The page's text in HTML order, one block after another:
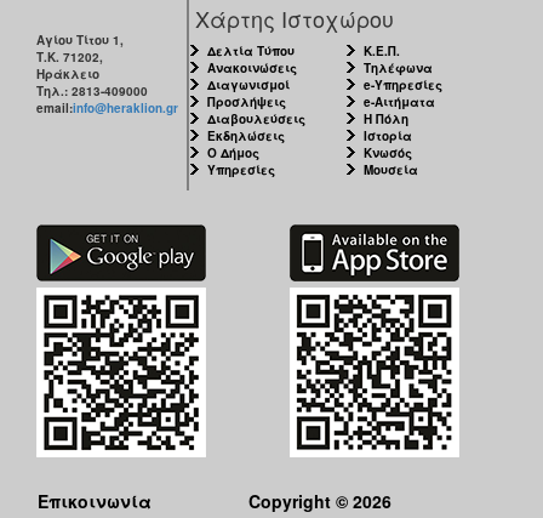
Αγίου Τίτου 1,
Τ.Κ. 71202,
Ηράκλειο
Τηλ.: 2813-409000
email:info@heraklion.gr
Χάρτης Ιστοχώρου
Δελτία Τύπου
Ανακοινώσεις
Διαγωνισμοί
Προσλήψεις
Διαβουλεύσεις
Εκδηλώσεις
Ο Δήμος
Υπηρεσίες
Κ.Ε.Π.
Τηλέφωνα
e-Υπηρεσίες
e-Αιτήματα
Η Πόλη
Ιστορία
Κνωσός
Μουσεία
Επικοινωνία Copyright © 2026